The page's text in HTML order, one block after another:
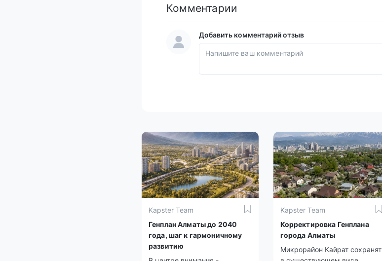
Комментарии
Добавить комментарий отзыв
Kapster Team
Генплан Алматы до 2040
года, шаг к гармоничному
развитию
Kapster Team
Корректировка Генплана
города Алматы
Микрорайон Кайрат сохранят